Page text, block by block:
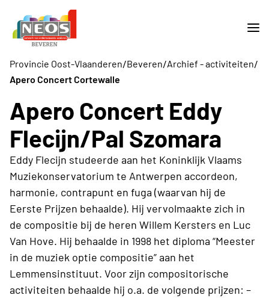
Provincie Oost-Vlaanderen/Beveren/Archief - activiteiten/
Apero Concert Cortewalle
Apero Concert Eddy
Flecijn/Pal Szomara
Eddy Flecijn studeerde aan het Koninklijk Vlaams
Muziekonservatorium te Antwerpen accordeon,
harmonie, contrapunt en fuga (waarvan hij de
Eerste Prijzen behaalde). Hij vervolmaakte zich in
de compositie bij de heren Willem Kersters en Luc
Van Hove. Hij behaalde in 1998 het diploma “Meester
in de muziek optie compositie” aan het
Lemmensinstituut. Voor zijn compositorische
activiteiten behaalde hij o.a. de volgende prijzen: –